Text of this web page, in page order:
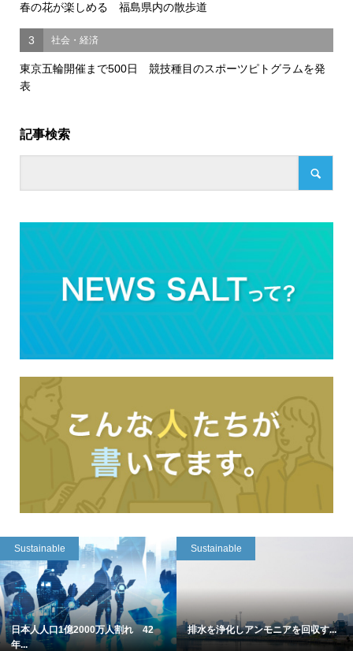
春の花が楽しめる 福島県内の散歩道
3 社会・経済
東京五輪開催まで500日 競技種目のスポーツピトグラムを発
表
記事検索
Sustainable
日本人人口1億2000万人割れ 42
年...
Sustainable
排水を浄化しアンモニアを回収す...